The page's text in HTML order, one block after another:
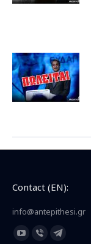
Contact (EN):
info@antepithesi.gr
Find us on:
YouTubeViberTelegram